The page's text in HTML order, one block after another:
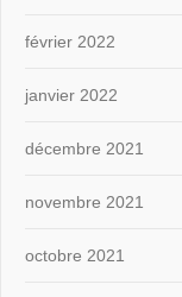
février 2022
janvier 2022
décembre 2021
novembre 2021
octobre 2021